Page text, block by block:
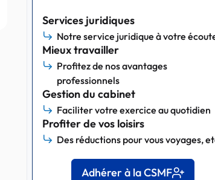
Services juridiques
Notre service juridique à votre
Mieux travailler
Profitez de nos avantages
professionnels
Gestion du cabinet
Faciliter votre exercice au quotidien
Profiter de vos loisirs
Des réductions pour vous voyages,
Adhérer à la CSMF